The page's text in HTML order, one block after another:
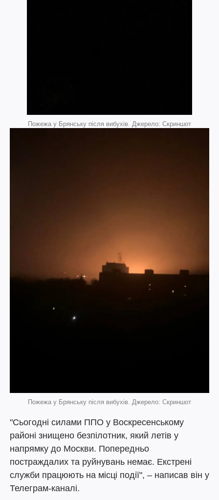
Пожежа у Брянську після вибухів. Джерело: Скриншот
Пожежа у Брянську після вибухів. Джерело: Скриншот
"Сьогодні силами ППО у Воскресенському
районі знищено безпілотник, який летів у
напрямку до Москви. Попередньо
постраждалих та руйнувань немає. Екстрені
служби працюють на місці події", – написав він у
Телеграм-каналі.